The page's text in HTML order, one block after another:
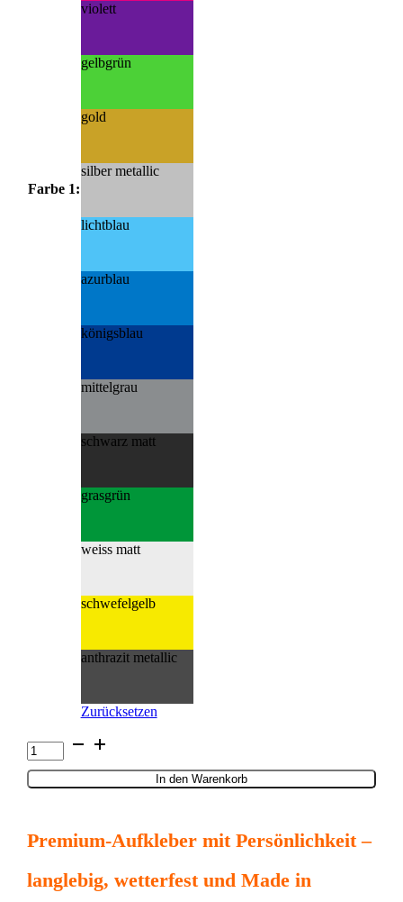
Farbe 1:
violett
gelbgrün
gold
silber metallic
lichtblau
azurblau
königsblau
mittelgrau
schwarz matt
grasgrün
weiss matt
schwefelgelb
anthrazit metallic
Zurücksetzen
Weltkugel
Menge
In den Warenkorb
Premium-Aufkleber mit Persönlichkeit –
langlebig, wetterfest und Made in